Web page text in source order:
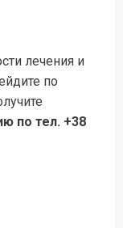
лечения и
по
по тел. +38